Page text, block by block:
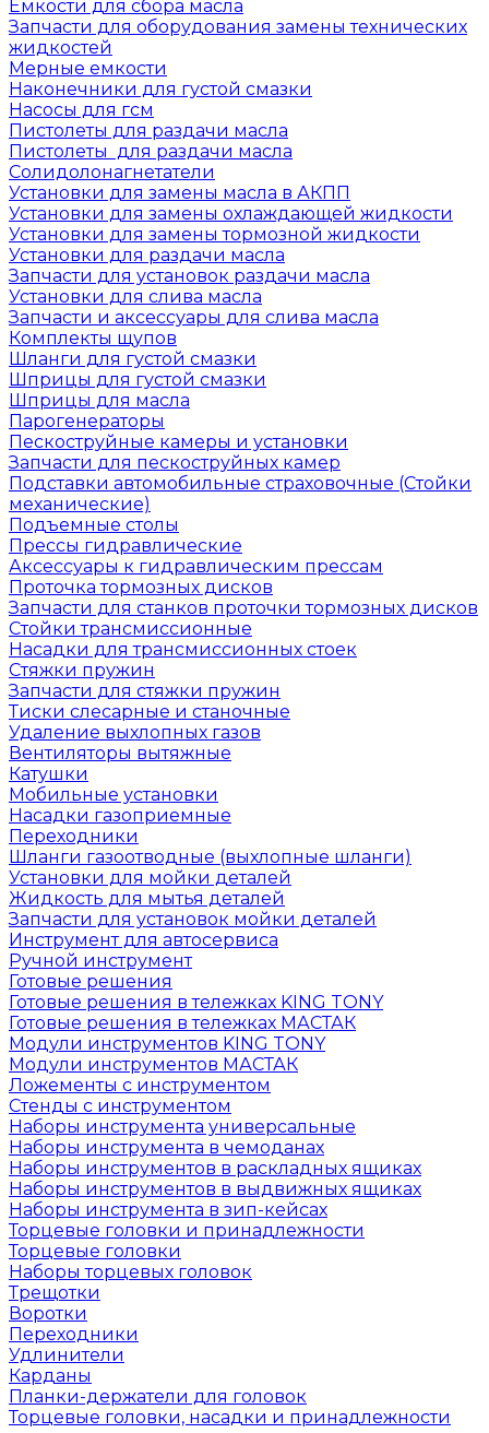
Емкости для сбора масла
Запчасти для оборудования замены технических
жидкостей
Мерные емкости
Наконечники для густой смазки
Насосы для гсм
Пистолеты для раздачи масла
Пистолеты для раздачи масла
Солидолонагнетатели
Установки для замены масла в АКПП
Установки для замены охлаждающей жидкости
Установки для замены тормозной жидкости
Установки для раздачи масла
Запчасти для установок раздачи масла
Установки для слива масла
Запчасти и аксессуары для слива масла
Комплекты щупов
Шланги для густой смазки
Шприцы для густой смазки
Шприцы для масла
Парогенераторы
Пескоструйные камеры и установки
Запчасти для пескоструйных камер
Подставки автомобильные страховочные (Стойки
механические)
Подъемные столы
Прессы гидравлические
Аксессуары к гидравлическим прессам
Проточка тормозных дисков
Запчасти для станков проточки тормозных дисков
Стойки трансмиссионные
Насадки для трансмиссионных стоек
Стяжки пружин
Запчасти для стяжки пружин
Тиски слесарные и станочные
Удаление выхлопных газов
Вентиляторы вытяжные
Катушки
Мобильные установки
Насадки газоприемные
Переходники
Шланги газоотводные (выхлопные шланги)
Установки для мойки деталей
Жидкость для мытья деталей
Запчасти для установок мойки деталей
Инструмент для автосервиса
Ручной инструмент
Готовые решения
Готовые решения в тележках KING TONY
Готовые решения в тележках МАСТАК
Модули инструментов KING TONY
Модули инструментов МАСТАК
Ложементы с инструментом
Стенды с инструментом
Наборы инструмента универсальные
Наборы инструмента в чемоданах
Наборы инструментов в раскладных ящиках
Наборы инструментов в выдвижных ящиках
Наборы инструмента в зип-кейсах
Торцевые головки и принадлежности
Торцевые головки
Наборы торцевых головок
Трещотки
Воротки
Переходники
Удлинители
Карданы
Планки-держатели для головок
Торцевые головки, насадки и принадлежности